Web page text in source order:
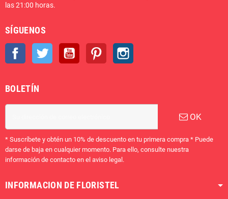
las 21:00 horas.
SÍGUENOS
Facebook Twitter YouTube Pinterest
BOLETÍN
OK
* Suscríbete y obtén un 10% de descuento en tu primera compra * Puede
darse de baja en cualquier momento. Para ello, consulte nuestra
información de contacto en el aviso legal.
INFORMACION DE FLORISTEL